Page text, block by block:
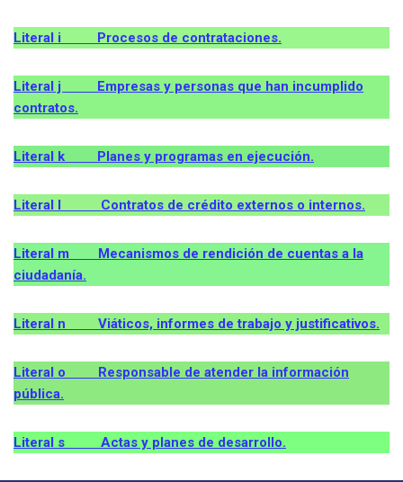
Literal i Procesos de contrataciones.
Literal j Empresas y personas que han incumplido
contratos.
Literal k Planes y programas en ejecución.
Literal l Contratos de crédito externos o internos.
Literal m Mecanismos de rendición de cuentas a la
ciudadanía.
Literal n Viáticos, informes de trabajo y justificativos.
Literal o Responsable de atender la información
pública.
Literal s Actas y planes de desarrollo.